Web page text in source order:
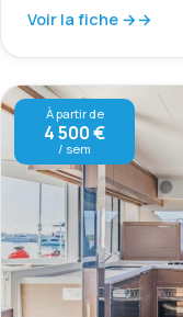
Voir la fiche →
À partir de
4 500 €
/ sem